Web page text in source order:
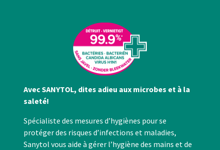
Avec SANYTOL, dites adieu aux microbes et à la
saleté!
Spécialiste des mesures d’hygiènes pour se
protéger des risques d’infections et maladies,
Sanytol vous aide à gérer l’hygiène des mains et de